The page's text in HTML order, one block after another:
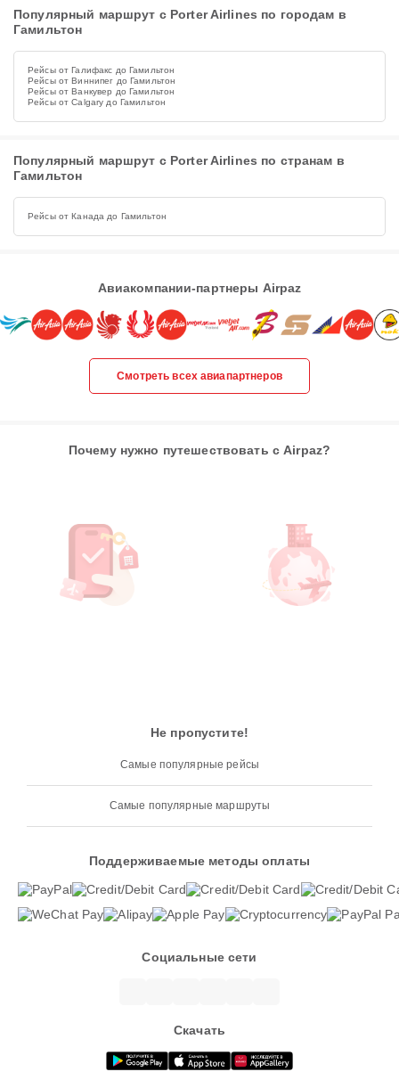
Популярный маршрут с Porter Airlines по городам в
Гамильтон
Рейсы от Галифакс до Гамильтон
Рейсы от Виннипег до Гамильтон
Рейсы от Ванкувер до Гамильтон
Рейсы от Calgary до Гамильтон
Популярный маршрут с Porter Airlines по странам в
Гамильтон
Рейсы от Канада до Гамильтон
Авиакомпании-партнеры Airpaz
Смотреть всех авиапартнеров
Почему нужно путешествовать с Airpaz?
Не пропустите!
Самые популярные рейсы
Самые популярные маршруты
Поддерживаемые методы оплаты
Социальные сети
Скачать